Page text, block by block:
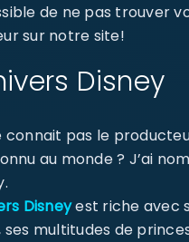
de ne pas trouver
sur notre site!
Disney
connait pas le
au monde ? J’ai
Disneyest riche avec
ses multitudes de